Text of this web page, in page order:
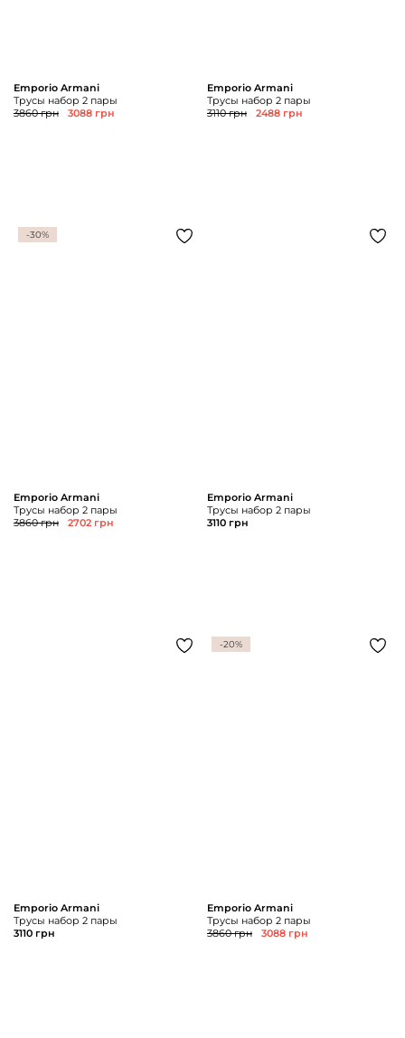
Emporio Armani
Трусы набор 2 пары
3860 грн
3088 грн
Emporio Armani
Трусы набор 2 пары
3110 грн
2488 грн
-30%
Emporio Armani
Трусы набор 2 пары
3860 грн
2702 грн
Emporio Armani
Трусы набор 2 пары
3110 грн
Emporio Armani
Трусы набор 2 пары
3110 грн
-20%
Emporio Armani
Трусы набор 2 пары
3860 грн
3088 грн